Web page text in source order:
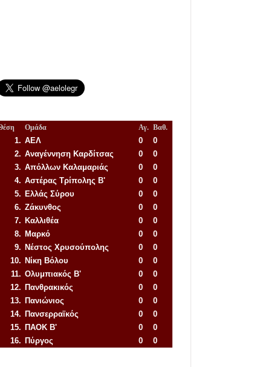
Ομάδα Αγ. Βαθ.
1. ΑΕΛ 0
0
2. Αναγέννηση Καρδίτσας 0
0
3. Απόλλων Καλαμαριάς 0
0
4. Αστέρας Τρίπολης Β' 0
0
5. Ελλάς Σύρου 0
0
6. Ζάκυνθος 0
0
7. Καλλιθέα 0
0
8. Μαρκό 0
0
9. Νέστος Χρυσούπολης 0
0
10. Νίκη Βόλου 0
0
11. Ολυμπιακός Β' 0
0
12. Πανθρακικός 0
0
13. Πανιώνιος 0
0
14. Πανσερραϊκός 0
0
15. ΠΑΟΚ Β' 0
0
16. Πύργος 0
0